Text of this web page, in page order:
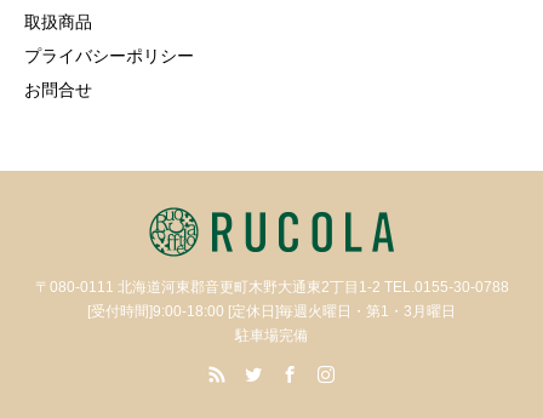
取扱商品
プライバシーポリシー
お問合せ
〒080-0111 北海道河東郡音更町木野大通東2丁目1-2 TEL.0155-30-0788
[受付時間]9:00-18:00 [定休日]毎週火曜日・第1・3月曜日
駐車場完備